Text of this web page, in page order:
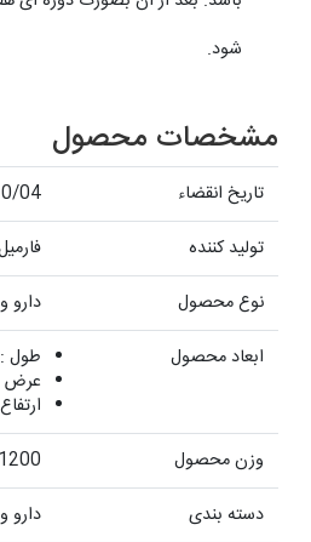
شود.
مشخصات محصول
تاریخ انقضاء
04
تولید کننده
نوع محصول
دارو
ابعاد محصول
طول : 10 سانتیمتر
عرض : 10
ارتفاع : 25
وزن محصول
1200 گرم
دسته بندی
دارو